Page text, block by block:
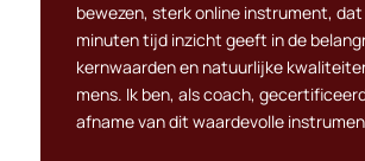
bewezen, sterk online instrument, dat
minuten tijd inzicht geeft in de
kernwaarden en natuurlijke
mens. Ik ben, als coach,
afname van dit waardevolle